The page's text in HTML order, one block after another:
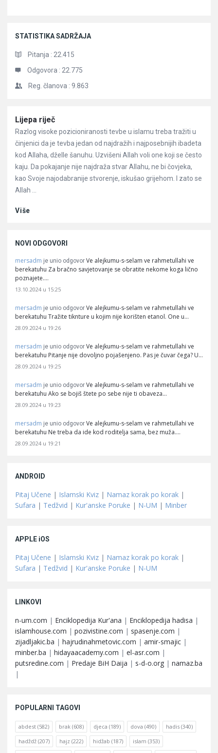
STATISTIKA SADRŽAJA
Pitanja : 22.415
Odgovora : 22.775
Reg. članova : 9.863
Članci
Lijepa riječ
Razlog visoke pozicioniranosti tevbe u islamu treba tražiti u
činjenici da je tevba jedan od najdražih i najposebnijih ibadeta
kod Allaha, dželle šanuhu. Uzvišeni Allah voli one koji se često
kaju. Da pokajanje nije najdraža stvar Allahu, ne bi čovjeka,
kao Svoje najodabranije stvorenje, iskušao grijehom. I zato se
Allah ...
Više
NOVI ODGOVORI
mersadm je unio odgovor Ve alejkumu-s-selam ve rahmetullahi ve
berekatuhu Za bračno savjetovanje se obratite nekome koga lično
poznajete.…
13.10.2024 u 15:25
mersadm je unio odgovor Ve alejkumu-s-selam ve rahmetullahi ve
berekatuhu Tražite tiknture u kojim nije korišten etanol. One u…
28.09.2024 u 19:26
mersadm je unio odgovor Ve alejkumu-s-selam ve rahmetullahi ve
berekatuhu Pitanje nije dovoljno pojašenjeno. Pas je čuvar čega? U…
28.09.2024 u 19:25
mersadm je unio odgovor Ve alejkumu-s-selam ve rahmetullahi ve
berekatuhu Ako se bojiš štete po sebe nije ti obaveza…
28.09.2024 u 19:23
mersadm je unio odgovor Ve alejkumu-s-selam ve rahmetullahi ve
berekatuhu Ne treba da ide kod roditelja sama, bez muža.…
28.09.2024 u 19:21
ANDROID
Pitaj Učene | Islamski Kviz | Namaz korak po korak |
Sufara | Tedžvid | Kur'anske Poruke | N-UM | Minber
APPLE iOS
Pitaj Učene | Islamski Kviz | Namaz korak po korak |
Sufara | Tedžvid | Kur'anske Poruke | N-UM
LINKOVI
n-um.com | Enciklopedija Kur'ana | Enciklopedija hadisa |
islamhouse.com | pozivistine.com | spasenje.com |
zijadljakic.ba | hajrudinahmetovic.com | amir-smajic |
minber.ba | hidayaacademy.com | el-asr.com |
putsredine.com | Predaje BiH Daija | s-d-o.org | namaz.ba
|
POPULARNI TAGOVI
abdest (582) brak (608) djeca (189) dova (490) hadis (340)
hadždž (207) hajz (222) hidžab (187) islam (353)